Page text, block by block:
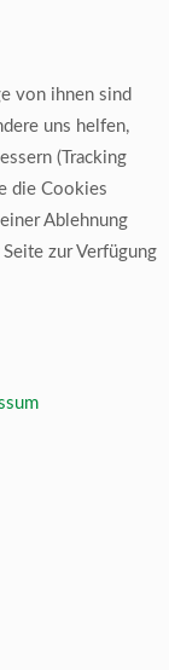
von ihnen sind
uns helfen,
(Tracking
die Cookies
Ablehnung
zur Verfügung